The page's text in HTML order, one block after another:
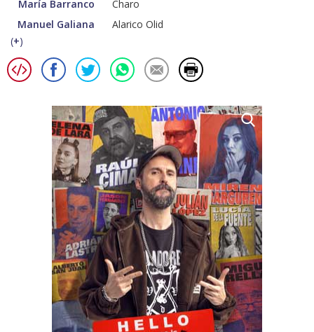
María Barranco
Charo
Manuel Galiana
Alarico Olid
(+)